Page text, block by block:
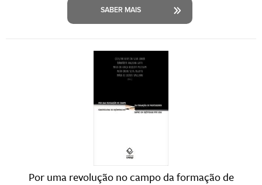
SABER MAIS
Por uma revolução no campo da formação de